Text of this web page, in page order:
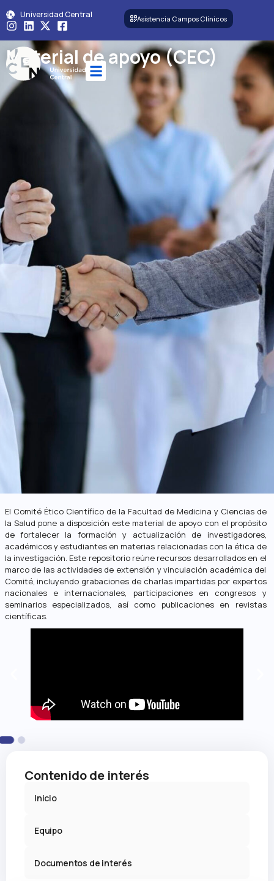
Universidad Central Asistencia Campos Clínicos
Material de apoyo (CEC)
Contenido de interés
Inicio
Equipo
Documentos de interés
El Comité Ético Científico de la Facultad de Medicina y Ciencias de
la Salud pone a disposición este material de apoyo con el propósito
de fortalecer la formación y actualización de investigadores,
académicos y estudiantes en materias relacionadas con la ética de
la investigación. Este repositorio reúne recursos desarrollados en el
marco de las actividades de extensión y vinculación académica del
Comité, incluyendo grabaciones de charlas impartidas por expertos
nacionales e internacionales, participaciones en congresos y
seminarios especializados, así como publicaciones en revistas
científicas.